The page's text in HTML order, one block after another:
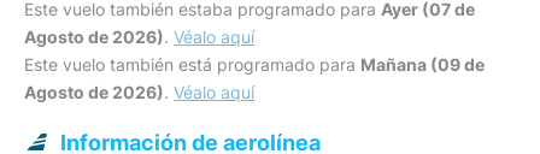
Este vuelo también estaba programado para Ayer (07 de
Agosto de 2026). Véalo aquí
Este vuelo también está programado para Mañana (09 de
Agosto de 2026). Véalo aquí
Información de aerolínea